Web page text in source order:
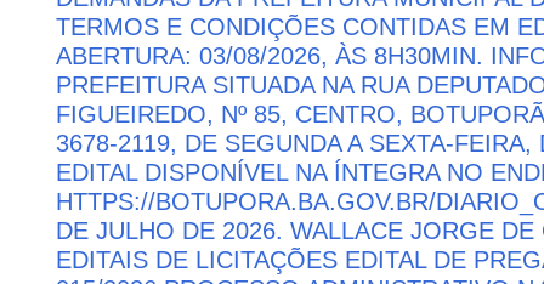
TERMOS E CONDIÇÕES CONTIDAS EM
ABERTURA: 03/08/2026, ÀS 8H30MIN.
PREFEITURA SITUADA NA RUA
FIGUEIREDO, Nº 85, CENTRO,
3678-2119, DE SEGUNDA A SEXTA-
EDITAL DISPONÍVEL NA ÍNTEGRA NO
HTTPS://BOTUPORA.BA.GOV.BR/
DE JULHO DE 2026. WALLACE JORGE
EDITAIS DE LICITAÇÕES EDITAL DE